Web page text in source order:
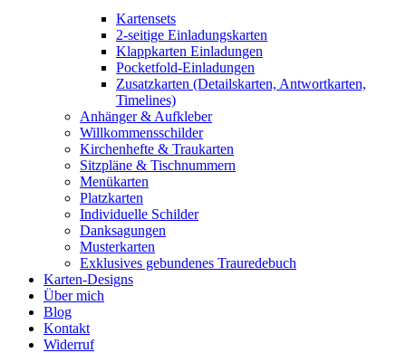
Kartensets
2-seitige Einladungskarten
Klappkarten Einladungen
Pocketfold-Einladungen
Zusatzkarten (Detailskarten, Antwortkarten,
Timelines)
Anhänger & Aufkleber
Willkommensschilder
Kirchenhefte & Traukarten
Sitzpläne & Tischnummern
Menükarten
Platzkarten
Individuelle Schilder
Danksagungen
Musterkarten
Exklusives gebundenes Trauredebuch
Karten-Designs
Über mich
Blog
Kontakt
Widerruf